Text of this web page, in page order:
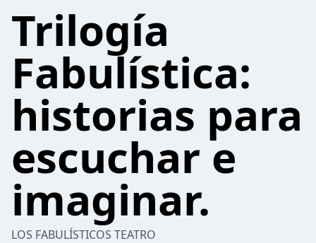
Trilogía
Fabulística:
historias para
escuchar e
imaginar.
LOS FABULÍSTICOS TEATRO